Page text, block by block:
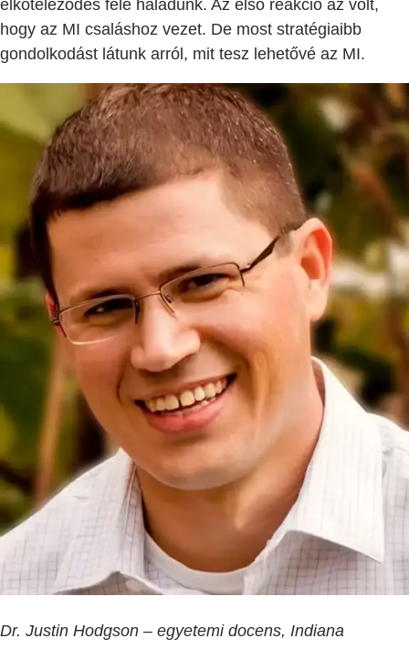
elköteleződés felé haladunk. Az első reakció az volt,
hogy az MI csaláshoz vezet. De most stratégiaibb
gondolkodást látunk arról, mit tesz lehetővé az MI.
Dr. Justin Hodgson – egyetemi docens, Indiana